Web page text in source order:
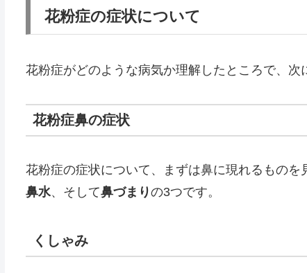
花粉症の症状について
花粉症がどのような病気か理解したところで、次
花粉症鼻の症状
花粉症の症状について、まずは鼻に現れるものを
鼻水、そして鼻づまりの3つです。
くしゃみ